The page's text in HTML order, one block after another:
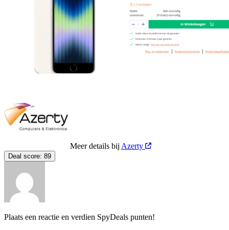
Meer details bij Azerty
Deal score: 89
Plaats een reactie en verdien SpyDeals punten!